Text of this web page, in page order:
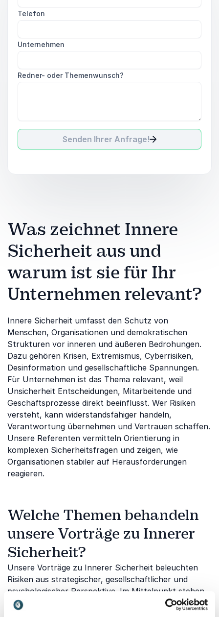
Telefon
Unternehmen
Redner- oder Themenwunsch?
Senden Ihrer Anfrage!
Was zeichnet Innere
Sicherheit aus und
warum ist sie für Ihr
Unternehmen relevant?
Innere Sicherheit umfasst den Schutz von
Menschen, Organisationen und demokratischen
Strukturen vor inneren und äußeren Bedrohungen.
Dazu gehören Krisen, Extremismus, Cyberrisiken,
Desinformation und gesellschaftliche Spannungen.
Für Unternehmen ist das Thema relevant, weil
Unsicherheit Entscheidungen, Mitarbeitende und
Geschäftsprozesse direkt beeinflusst. Wer Risiken
versteht, kann widerstandsfähiger handeln,
Verantwortung übernehmen und Vertrauen schaffen.
Unsere Referenten vermitteln Orientierung in
komplexen Sicherheitsfragen und zeigen, wie
Organisationen stabiler auf Herausforderungen
reagieren.
Welche Themen behandeln
unsere Vorträge zu Innerer
Sicherheit?
Unsere Vorträge zu Innerer Sicherheit beleuchten
Risiken aus strategischer, gesellschaftlicher und
psychologischer Perspektive. Im Mittelpunkt stehen
Krisenbewältigung, Sicherheitsdenken, digitale